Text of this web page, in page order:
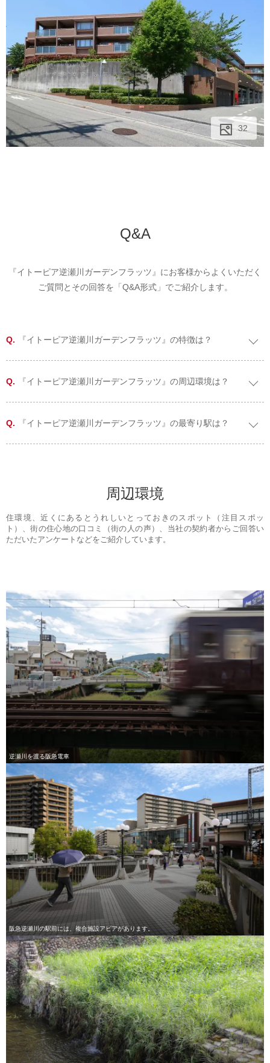
32
32
32
Q&A
『イトーピア逆瀬川ガーデンフラッツ』にお客様からよくいただく
ご質問とその回答を「Q&A形式」でご紹介します。
『イトーピア逆瀬川ガーデンフラッツ』の特徴は？
『イトーピア逆瀬川ガーデンフラッツ』の周辺環境は？
『イトーピア逆瀬川ガーデンフラッツ』の最寄り駅は？
周辺環境
住環境、近くにあるとうれしいとっておきのスポット（注目スポッ
ト）、街の住心地の口コミ（街の人の声）、当社の契約者からご回答い
ただいたアンケートなどをご紹介しています。
逆瀬川を渡る阪急電車
阪急逆瀬川の駅前には、複合施設アピアがあります。